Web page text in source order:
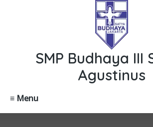
SMP Budhaya III
Agustinus
≡ Menu